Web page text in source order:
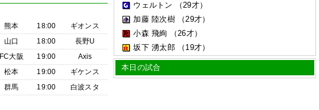
熊本 18:00
ギオンス
山口 18:00
長野U
FC大阪 19:00
Axis
松本 19:00
ギケンス
群馬 19:00
白波スタ
ウェルトン
（29才）
加藤 陸次樹
（29才）
小森 飛絢
（26才）
坂下 湧太郎
（19才）
本日の試合